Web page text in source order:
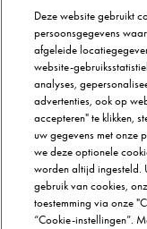
Beheer je voorkeuren
FRANCHISE INFO
Domino's Franchise
Selectie Criteria
Veel gestelde vragen
OVER DOMINOS
Werken bij Domino's
Onze keuken
Deze website gebruikt
persoonsgegevens
afgeleide
website-
analyses,
advertenties, ook op
accepteren" te klikken,
uw gegevens met onze
we deze optionele
worden altijd ingesteld.
gebruik van cookies,
toestemming via onze
“Cookie-instellingen”.